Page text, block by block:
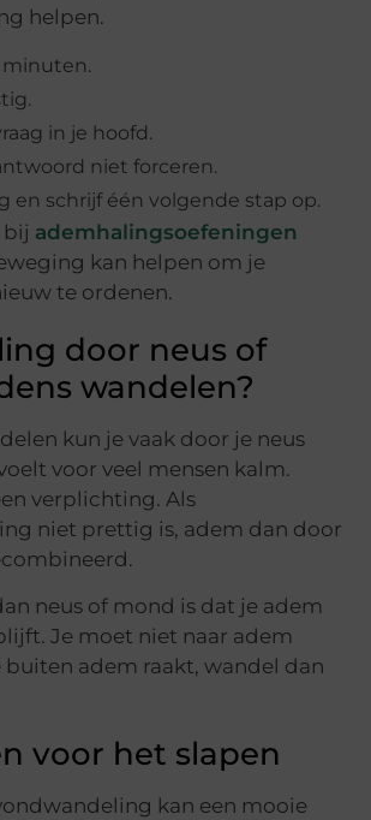
helpen.
minuten.
in je hoofd.
niet forceren.
en schrijf één volgende stap op.
bij ademhalingsoefeningen
kan helpen om je
te ordenen.
door neus of
wandelen?
kun je vaak door je neus
voor veel mensen kalm.
verplichting. Als
niet prettig is, adem dan door
neus of mond is dat je adem
Je moet niet naar adem
buiten adem raakt, wandel dan
voor het slapen
kan een mooie